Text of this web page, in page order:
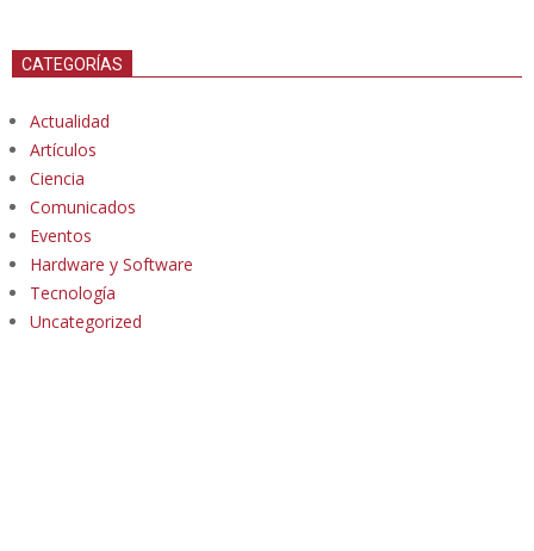
CATEGORÍAS
Actualidad
Artículos
Ciencia
Comunicados
Eventos
Hardware y Software
Tecnología
Uncategorized